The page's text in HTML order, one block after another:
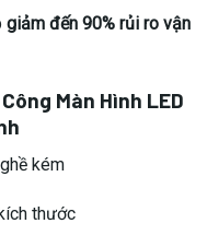
giảm đến 90% rủi ro vận
Màn Hình LED
kém
thước